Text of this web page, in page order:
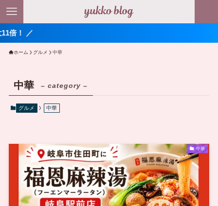
ホーム グルメ 中華
中華 – category –
グルメ 中華
中華